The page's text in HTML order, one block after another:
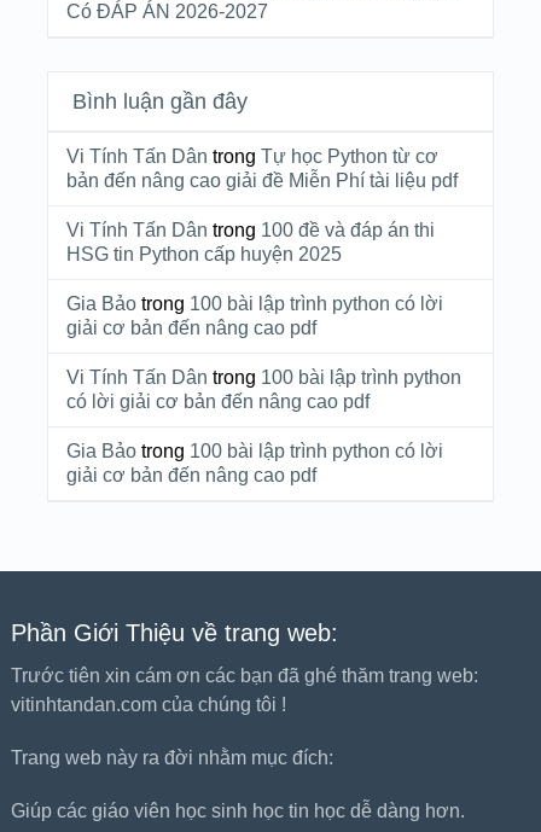
Có ĐÁP ÁN 2026-2027
Bình luận gần đây
Vi Tính Tấn Dân trong Tự học Python từ cơ
bản đến nâng cao giải đề Miễn Phí tài liệu pdf
Vi Tính Tấn Dân trong 100 đề và đáp án thi
HSG tin Python cấp huyện 2025
Gia Bảotrong 100 bài lập trình python có lời
giải cơ bản đến nâng cao pdf
Vi Tính Tấn Dân trong 100 bài lập trình python
có lời giải cơ bản đến nâng cao pdf
Gia Bảotrong 100 bài lập trình python có lời
giải cơ bản đến nâng cao pdf
Phần Giới Thiệu về trang web:
Trước tiên xin cám ơn các bạn đã ghé thăm trang web:
vitinhtandan.com của chúng tôi !
Trang web này ra đời nhằm mục đích:
Giúp các giáo viên học sinh học tin học dễ dàng hơn.